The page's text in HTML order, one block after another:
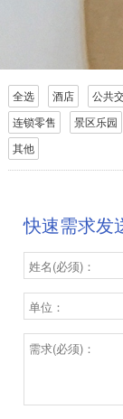
全选 酒店 公共
连锁零售
景区乐园
其他
快速需求